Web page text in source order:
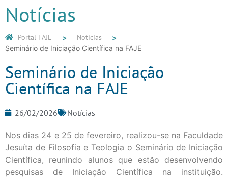
Notícias
Portal FAJE Notícias
Seminário de Iniciação Científica na FAJE
Seminário de Iniciação
Científica na FAJE
26/02/2026 Notícias
Nos dias 24 e 25 de fevereiro, realizou-se na Faculdade
Jesuíta de Filosofia e Teologia o Seminário de Iniciação
Científica, reunindo alunos que estão desenvolvendo
pesquisas de Iniciação Científica na instituição.